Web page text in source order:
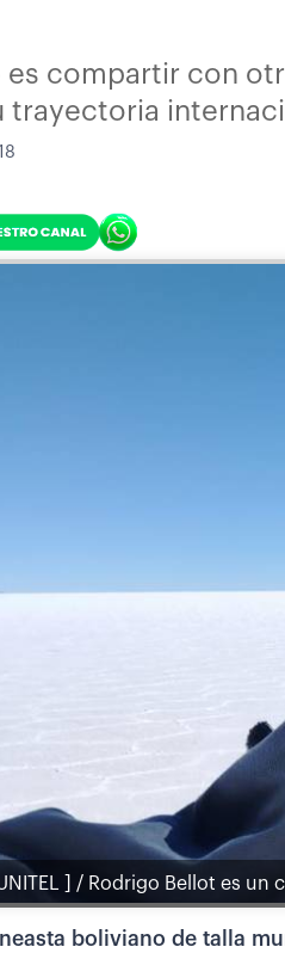
es compartir con
trayectoria
] / Rodrigo Bellot es
boliviano de talla